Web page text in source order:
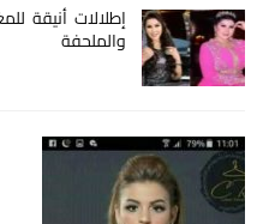
إطلالات أنيقة
والملحفة